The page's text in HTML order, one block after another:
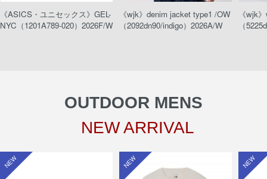
《ASICS・ユニセックス》GEL-
NYC（1201A789-020）2026F/W
《wjk》denim jacket type1 /OW
（2092dn90/indigo）2026A/W
《wjk
（
OUTDOOR MENS
NEW ARRIVAL
NEW NEW NEW